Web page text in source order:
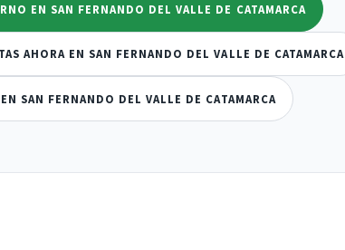
EN SAN FERNANDO DEL VALLE DE CATAMARCA
AHORA EN SAN FERNANDO DEL VALLE DE CATAMARCA
SAN FERNANDO DEL VALLE DE CATAMARCA